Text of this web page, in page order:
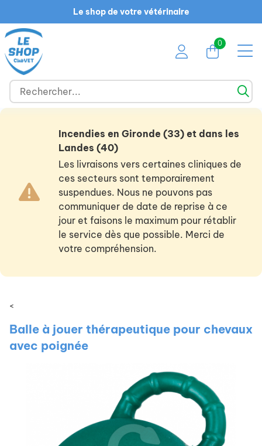
Le shop de votre vétérinaire
0
Incendies en Gironde (33) et dans les
Landes (40)
Les livraisons vers certaines cliniques de
ces secteurs sont temporairement
suspendues. Nous ne pouvons pas
communiquer de date de reprise à ce
jour et faisons le maximum pour rétablir
le service dès que possible. Merci de
votre compréhension.
<
Balle à jouer thérapeutique pour chevaux
avec poignée